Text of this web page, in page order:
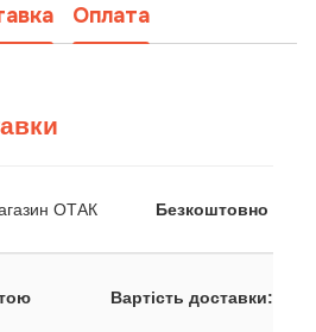
Оплата
ОТАК Безкоштовно
Вартість доставки: